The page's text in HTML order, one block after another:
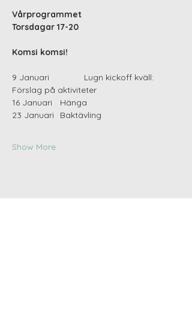
Vårprogrammet
Torsdagar 17-20
Komsi komsi!
9 Januari 		Lugn kickoff kväll:
Förslag på aktiviteter
16 Januari 	Hänga
23 Januari 	Baktävling
Show More